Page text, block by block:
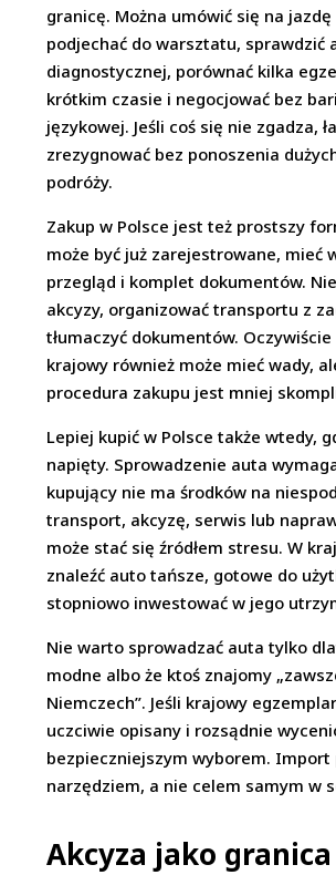
granicę. Można umówić się na
podjechać do warsztatu, sprawdzić
diagnostycznej, porównać kilka
krótkim czasie i negocjować bez
językowej. Jeśli coś się nie zgadza,
zrezygnować bez ponoszenia
podróży.
Zakup w Polsce jest też prostszy
może być już zarejestrowane, mieć
przegląd i komplet dokumentów.
akcyzy, organizować transportu z
tłumaczyć dokumentów.
krajowy również może mieć wady,
procedura zakupu jest mniej
Lepiej kupić w Polsce także wtedy,
napięty. Sprowadzenie auta
kupujący nie ma środków na
transport, akcyzę, serwis lub
może stać się źródłem stresu. W
znaleźć auto tańsze, gotowe do
stopniowo inwestować w jego
Nie warto sprowadzać auta tylko
modne albo że ktoś znajomy
Niemczech”. Jeśli krajowy
uczciwie opisany i rozsądnie
bezpieczniejszym wyborem. Import
narzędziem, a nie celem samym w
Akcyza jako granica